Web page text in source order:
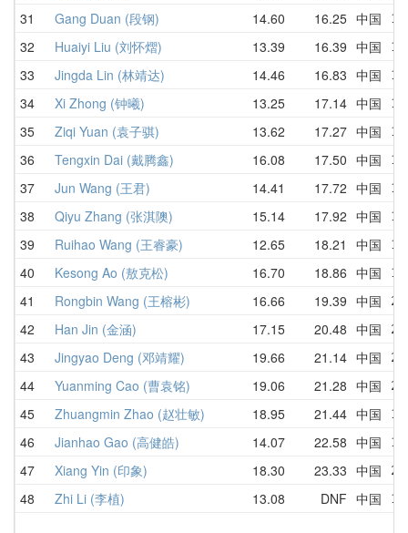
31 Gang Duan (段钢) 14.60 16.25 中国
32 Huaiyi Liu (刘怀熠) 13.39 16.39 中国
33 Jingda Lin (林靖达) 14.46 16.83 中国
34 Xi Zhong (钟曦) 13.25 17.14 中国
35 Ziqi Yuan (袁子骐) 13.62 17.27 中国
36 Tengxin Dai (戴腾鑫) 16.08 17.50 中国
37 Jun Wang (王君) 14.41 17.72 中国
38 Qiyu Zhang (张淇隩) 15.14 17.92 中国
39 Ruihao Wang (王睿豪) 12.65 18.21 中国
40 Kesong Ao (敖克松) 16.70 18.86 中国
41 Rongbin Wang (王榕彬) 16.66 19.39 中国
42 Han Jin (金涵) 17.15 20.48 中国
43 Jingyao Deng (邓靖耀) 19.66 21.14 中国
44 Yuanming Cao (曹袁铭) 19.06 21.28 中国
45 Zhuangmin Zhao (赵壮敏) 18.95 21.44 中国
46 Jianhao Gao (高健皓) 14.07 22.58 中国
47 Xiang Yin (印象) 18.30 23.33 中国
48 Zhi Li (李植) 13.08 DNF 中国